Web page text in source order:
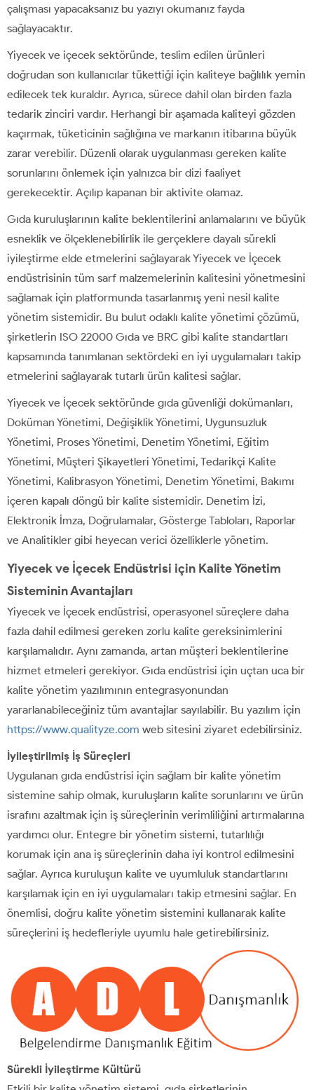
çalışması yapacaksanız bu yazıyı okumanız fayda
sağlayacaktır.
Yiyecek ve içecek sektöründe, teslim edilen ürünleri
doğrudan son kullanıcılar tükettiği için kaliteye bağlılık yemin
edilecek tek kuraldır. Ayrıca, sürece dahil olan birden fazla
tedarik zinciri vardır. Herhangi bir aşamada kaliteyi gözden
kaçırmak, tüketicinin sağlığına ve markanın itibarına büyük
zarar verebilir. Düzenli olarak uygulanması gereken kalite
sorunlarını önlemek için yalnızca bir dizi faaliyet
gerekecektir. Açılıp kapanan bir aktivite olamaz.
Gıda kuruluşlarının kalite beklentilerini anlamalarını ve büyük
esneklik ve ölçeklenebilirlik ile gerçeklere dayalı sürekli
iyileştirme elde etmelerini sağlayarak Yiyecek ve İçecek
endüstrisinin tüm sarf malzemelerinin kalitesini yönetmesini
sağlamak için platformunda tasarlanmış yeni nesil kalite
yönetim sistemidir. Bu bulut odaklı kalite yönetimi çözümü,
şirketlerin ISO 22000 Gıda ve BRC gibi kalite standartları
kapsamında tanımlanan sektördeki en iyi uygulamaları takip
etmelerini sağlayarak tutarlı ürün kalitesi sağlar.
Yiyecek ve İçecek sektöründe gıda güvenliği dokümanları,
Doküman Yönetimi, Değişiklik Yönetimi, Uygunsuzluk
Yönetimi, Proses Yönetimi, Denetim Yönetimi, Eğitim
Yönetimi, Müşteri Şikayetleri Yönetimi, Tedarikçi Kalite
Yönetimi, Kalibrasyon Yönetimi, Denetim Yönetimi, Bakımı
içeren kapalı döngü bir kalite sistemidir. Denetim İzi,
Elektronik İmza, Doğrulamalar, Gösterge Tabloları, Raporlar
ve Analitikler gibi heyecan verici özelliklerle yönetim.
Yiyecek ve İçecek Endüstrisi için Kalite Yönetim
Sisteminin Avantajları
Yiyecek ve İçecek endüstrisi, operasyonel süreçlere daha
fazla dahil edilmesi gereken zorlu kalite gereksinimlerini
karşılamalıdır. Aynı zamanda, artan müşteri beklentilerine
hizmet etmeleri gerekiyor. Gıda endüstrisi için uçtan uca bir
kalite yönetim yazılımının entegrasyonundan
yararlanabileceğiniz tüm avantajlar sayılabilir. Bu yazılım için
https://www.qualityze.com web sitesini ziyaret edebilirsiniz.
İyileştirilmiş İş Süreçleri
Uygulanan gıda endüstrisi için sağlam bir kalite yönetim
sistemine sahip olmak, kuruluşların kalite sorunlarını ve ürün
israfını azaltmak için iş süreçlerinin verimliliğini artırmalarına
yardımcı olur. Entegre bir yönetim sistemi, tutarlılığı
korumak için ana iş süreçlerinin daha iyi kontrol edilmesini
sağlar. Ayrıca kuruluşun kalite ve uyumluluk standartlarını
karşılamak için en iyi uygulamaları takip etmesini sağlar. En
önemlisi, doğru kalite yönetim sistemini kullanarak kalite
süreçlerini iş hedefleriyle uyumlu hale getirebilirsiniz.
Sürekli İyileştirme Kültürü